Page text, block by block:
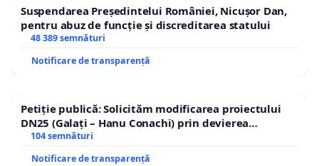
Suspendarea Președintelui României, Nicușor Dan,
pentru abuz de funcție și discreditarea statului
48 389 semnături
Notificare de transparență
Petiție publică: Solicităm modificarea proiectului
DN25 (Galați – Hanu Conachi) prin devierea
traseului în afara localităților!
104 semnături
Notificare de transparență